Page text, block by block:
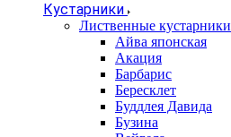
Кустарники
Лиственные кустарники
Айва японская
Акация
Барбарис
Бересклет
Буддлея Давида
Бузина